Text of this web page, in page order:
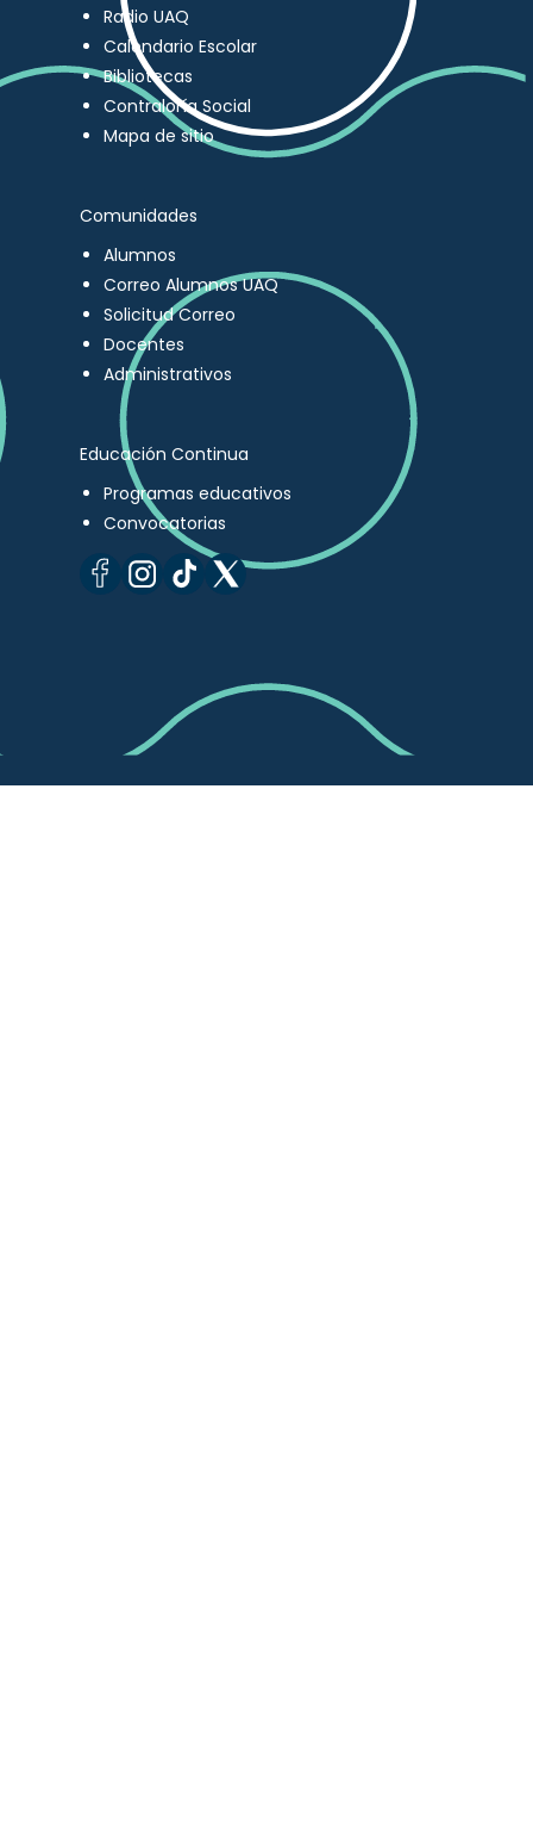
Radio UAQ
Calendario Escolar
Bibliotecas
Contraloría Social
Mapa de sitio
Comunidades
Alumnos
Correo Alumnos UAQ
Solicitud Correo
Docentes
Administrativos
Educación Continua
Programas educativos
Convocatorias